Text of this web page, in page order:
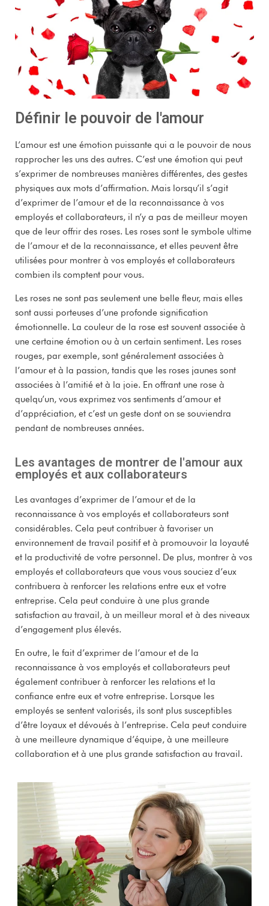
Définir le pouvoir de l'amour
L’amour est une émotion puissante qui a le pouvoir de nous
rapprocher les uns des autres. C’est une émotion qui peut
s’exprimer de nombreuses manières différentes, des gestes
physiques aux mots d’affirmation. Mais lorsqu’il s’agit
d’exprimer de l’amour et de la reconnaissance à vos
employés et collaborateurs, il n’y a pas de meilleur moyen
que de leur offrir des roses. Les roses sont le symbole ultime
de l’amour et de la reconnaissance, et elles peuvent être
utilisées pour montrer à vos employés et collaborateurs
combien ils comptent pour vous.
Les roses ne sont pas seulement une belle fleur, mais elles
sont aussi porteuses d’une profonde signification
émotionnelle. La couleur de la rose est souvent associée à
une certaine émotion ou à un certain sentiment. Les roses
rouges, par exemple, sont généralement associées à
l’amour et à la passion, tandis que les roses jaunes sont
associées à l’amitié et à la joie. En offrant une rose à
quelqu’un, vous exprimez vos sentiments d’amour et
d’appréciation, et c’est un geste dont on se souviendra
pendant de nombreuses années.
Les avantages de montrer de l'amour aux
employés et aux collaborateurs
Les avantages d’exprimer de l’amour et de la
reconnaissance à vos employés et collaborateurs sont
considérables. Cela peut contribuer à favoriser un
environnement de travail positif et à promouvoir la loyauté
et la productivité de votre personnel. De plus, montrer à vos
employés et collaborateurs que vous vous souciez d’eux
contribuera à renforcer les relations entre eux et votre
entreprise. Cela peut conduire à une plus grande
satisfaction au travail, à un meilleur moral et à des niveaux
d’engagement plus élevés.
En outre, le fait d’exprimer de l’amour et de la
reconnaissance à vos employés et collaborateurs peut
également contribuer à renforcer les relations et la
confiance entre eux et votre entreprise. Lorsque les
employés se sentent valorisés, ils sont plus susceptibles
d’être loyaux et dévoués à l’entreprise. Cela peut conduire
à une meilleure dynamique d’équipe, à une meilleure
collaboration et à une plus grande satisfaction au travail.